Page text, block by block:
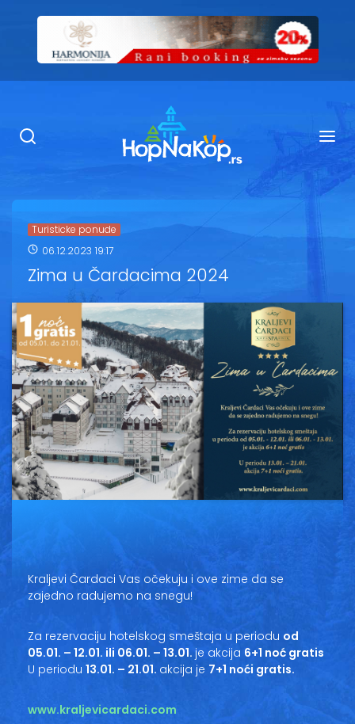
Ugostiteljstvo
Kop Info
Ski renta
Vesti
Oglasi
Galerija
Turisticke ponude
06.12.2023 19:17
Zima u Čardacima 2024
Kraljevi Čardaci Vas očekuju i ove zime da se
zajedno radujemo na snegu!
Za rezervaciju hotelskog smeštaja u periodu od
05.01. – 12.01. ili 06.01. – 13.01. je akcija 6+1 noć gratis
U periodu 13.01. – 21.01. akcija je 7+1 noći gratis.
www.kraljevicardaci.com